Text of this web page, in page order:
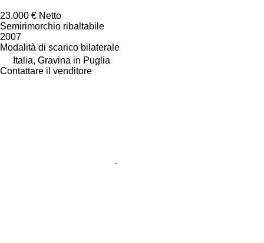
23.000 € Netto
Semirimorchio ribaltabile
2007
Modalità di scarico bilaterale
Italia, Gravina in Puglia
Contattare il venditore